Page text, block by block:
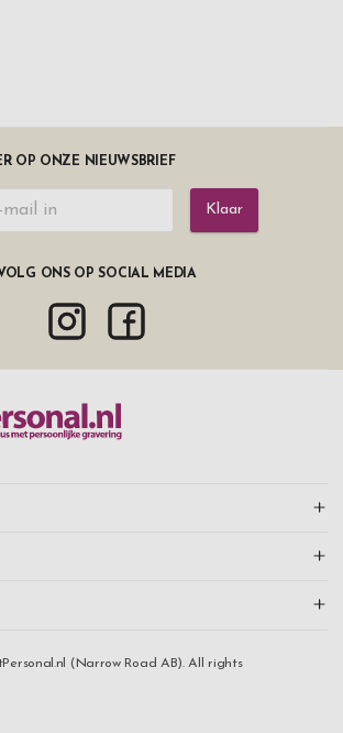
OP ONZE NIEUWSBRIEF
Klaar
ONS OP SOCIAL MEDIA
(Narrow Road AB). All rights